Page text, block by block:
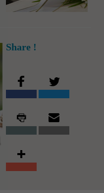
Share !